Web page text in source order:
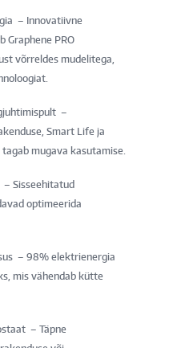
– Innovatiivne
Graphene PRO
võrreldes mudelitega,
–
Smart Life ja
mugava kasutamise.
Sisseehitatud
optimeerida
– 98% elektrienergia
mis vähendab kütte
– Täpne